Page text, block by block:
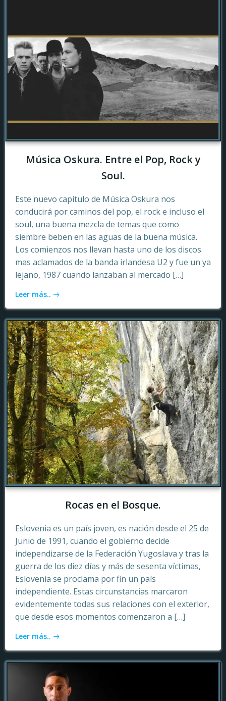
Música Oskura. Entre el Pop, Rock y
Soul.
Este nuevo capitulo de Música Oskura nos
conducirá por caminos del pop, el rock e incluso el
soul, una buena mezcla de temas que como
siembre beben en las aguas de la buena música.
Los comienzos nos llevan hasta uno de los discos
mas aclamados de la banda irlandesa U2 y fue un ya
lejano, 1987 cuando lanzaban al mercado […]
Leer más..
Rocas en el Bosque.
Eslovenia es un país joven, es nación desde el 25 de
Junio de 1991, cuando el gobierno decide
independizarse de la Federación Yugoslava y tras la
guerra de los diez días y más de sesenta víctimas,
Eslovenia se proclama por fin un país
independiente. Estas circunstancias marcaron
evidentemente todas sus relaciones con el exterior,
que desde esos momentos comenzaron a […]
Leer más..